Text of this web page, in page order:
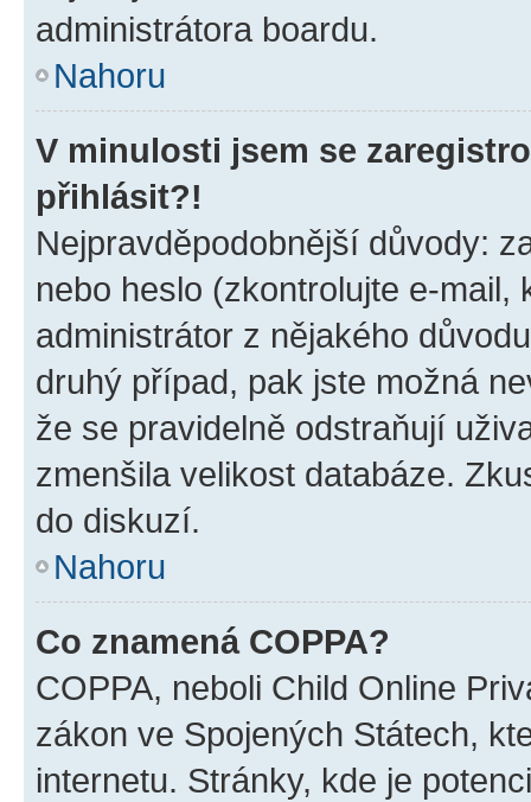
administrátora boardu.
Nahoru
V minulosti jsem se
přihlásit?!
Nejpravděpodobnější důvody:
nebo heslo (zkontrolujte e-
administrátor z nějakého
druhý případ, pak jste možná
že se pravidelně odstraňují
zmenšila velikost databáze.
do diskuzí.
Nahoru
Co znamená COPPA?
COPPA, neboli Child Online
zákon ve Spojených Státech,
internetu. Stránky, kde je